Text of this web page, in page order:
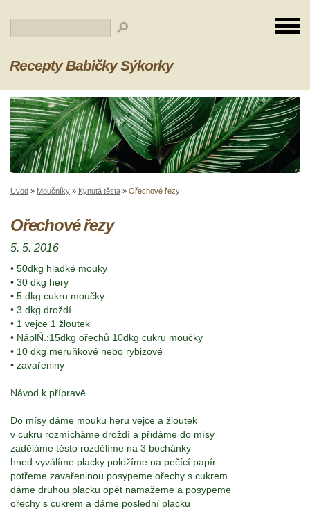
Recepty Babičky Sýkorky
Úvod » Moučníky » Kynutá těsta » Ořechové řezy
Ořechové řezy
5. 5. 2016
• 50dkg hladké mouky
• 30 dkg hery
• 5 dkg cukru moučky
• 3 dkg droždí
• 1 vejce 1 žloutek
• NáplŇ.:15dkg ořechů 10dkg cukru moučky
• 10 dkg meruňkové nebo rybizové
• zavařeniny
Návod k přípravě
Do mísy dáme mouku heru vejce a žloutek
v cukru rozmícháme droždí a přidáme do mísy
zaděláme těsto rozdělíme na 3 bochánky
hned vyválíme placky položíme na pečící papír
potřeme zavařeninou posypeme ořechy s cukrem
dáme druhou placku opět namažeme a posypeme
ořechy s cukrem a dáme poslední placku